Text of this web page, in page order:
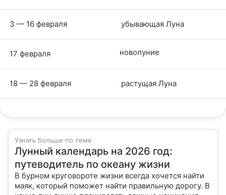
3 — 16 февраля убывающая Луна
17 февраля новолуние
18 — 28 февраля растущая Луна
Узнать больше по теме
Лунный календарь на 2026 год:
путеводитель по океану жизни
В бурном круговороте жизни всегда хочется найти
маяк, который поможет найти правильную дорогу. В